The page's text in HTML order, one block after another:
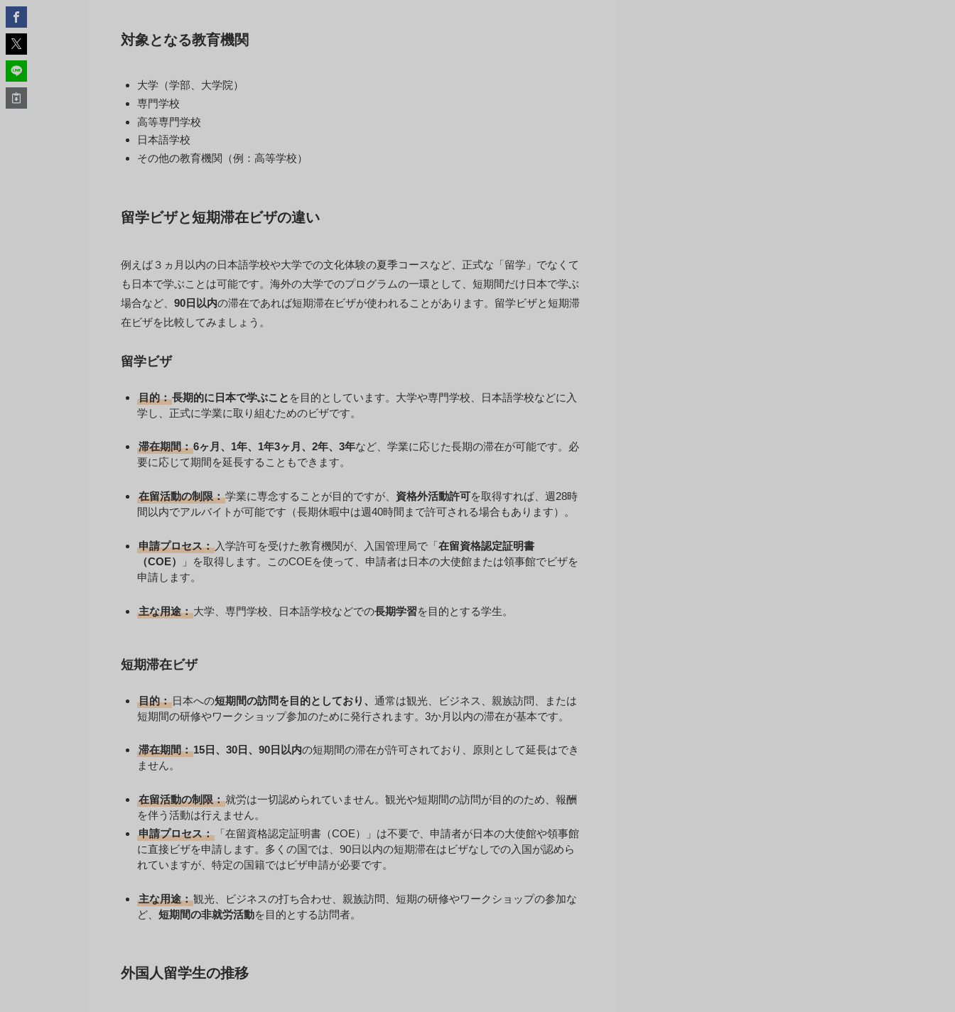
対象となる教育機関
大学（学部、大学院）
専門学校
高等専門学校
日本語学校
その他の教育機関（例：高等学校）
留学ビザと短期滞在ビザの違い
例えば３ヵ月以内の日本語学校や大学での文化体験の夏季コースなど、正式な「留学」でなくて
も日本で学ぶことは可能です。海外の大学でのプログラムの一環として、短期間だけ日本で学ぶ
場合など、 90日以内の滞在であれば短期滞在ビザが使われることがあります。留学ビザと短期滞
在ビザを比較してみましょう。
留学ビザ
目的：長期的に日本で学ぶこと を目的としています。大学や専門学校、日本語学校などに入
学し、正式に学業に取り組むためのビザです。
滞在期間：6ヶ月、1年、1年3ヶ月、2年、3年など、学業に応じた長期の滞在が可能です。必
要に応じて期間を延長することもできます。
在留活動の制限：学業に専念することが目的ですが、 資格外活動許可を取得すれば、週28時
間以内でアルバイトが可能です（長期休暇中は週40時間まで許可される場合もあります）。
申請プロセス：入学許可を受けた教育機関が、入国管理局で「在留資格認定証明書
（COE）
」を取得します。このCOEを使って、申請者は日本の大使館または領事館でビザを
申請します。
主な用途：大学、専門学校、日本語学校などでの長期学習を目的とする学生。
短期滞在ビザ
目的：日本への短期間の訪問を目的としており、 通常は観光、ビジネス、親族訪問、または
短期間の研修やワークショップ参加のために発行されます。3か月以内の滞在が基本です。
滞在期間：15日、30日、90日以内の短期間の滞在が許可されており、原則として延長はでき
ません。
在留活動の制限：就労は一切認められていません。観光や短期間の訪問が目的のため、報酬
を伴う活動は行えません。
申請プロセス：「在留資格認定証明書（COE）」は不要で、申請者が日本の大使館や領事館
に直接ビザを申請します。多くの国では、90日以内の短期滞在はビザなしでの入国が認めら
れていますが、特定の国籍ではビザ申請が必要です。
主な用途：観光、ビジネスの打ち合わせ、親族訪問、短期の研修やワークショップの参加な
ど、 短期間の非就労活動を目的とする訪問者。
外国人留学生の推移